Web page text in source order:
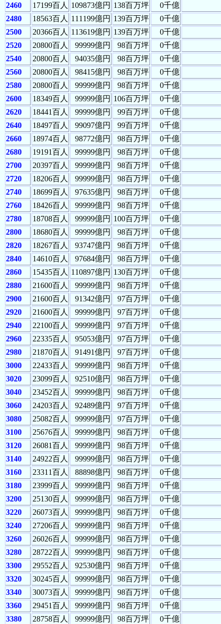
2460 17199百人 109873億円 138百万坪
0千億
2480
18563百人 111199億円 139百万坪
0千億
2500
20366百人 113619億円 139百万坪
0千億
2520
20800百人 99999億円 98百万坪
0千億
2540
20800百人 94035億円 98百万坪
0千億
2560
20800百人 98415億円 98百万坪
0千億
2580
20800百人 99999億円 98百万坪
0千億
2600
18349百人 99999億円 106百万坪
0千億
2620
18441百人 99999億円 99百万坪
0千億
2640
18497百人 99097億円 99百万坪
0千億
2660
18974百人 98772億円 98百万坪
0千億
2680
19191百人 99999億円 98百万坪
0千億
2700
20397百人 99999億円 98百万坪
0千億
2720
18206百人 99999億円 98百万坪
0千億
2740
18699百人 97635億円 98百万坪
0千億
2760
18426百人 99999億円 98百万坪
0千億
2780
18708百人 99999億円 100百万坪
0千億
2800
18680百人 99999億円 98百万坪
0千億
2820
18267百人 93747億円 98百万坪
0千億
2840
14610百人 97684億円 98百万坪
0千億
2860
15435百人 110897億円 130百万坪
0千億
2880
21600百人 99999億円 98百万坪
0千億
2900
21600百人 91342億円 97百万坪
0千億
2920
21600百人 99999億円 97百万坪
0千億
2940
22100百人 99999億円 97百万坪
0千億
2960
22335百人 95053億円 97百万坪
0千億
2980
21870百人 91491億円 97百万坪
0千億
3000
22433百人 99999億円 98百万坪
0千億
3020
23099百人 92510億円 98百万坪
0千億
3040
23452百人 99999億円 98百万坪
0千億
3060
24203百人 92489億円 97百万坪
0千億
3080
25082百人 99999億円 97百万坪
0千億
3100
25676百人 99999億円 98百万坪
0千億
3120
26081百人 99999億円 98百万坪
0千億
3140
24922百人 99999億円 98百万坪
0千億
3160
23311百人 88898億円 98百万坪
0千億
3180
23999百人 99999億円 98百万坪
0千億
3200
25130百人 99999億円 98百万坪
0千億
3220
26073百人 99999億円 98百万坪
0千億
3240
27206百人 99999億円 98百万坪
0千億
3260
26026百人 99999億円 98百万坪
0千億
3280
28722百人 99999億円 98百万坪
0千億
3300
29552百人 92530億円 98百万坪
0千億
3320
30245百人 99999億円 98百万坪
0千億
3340
30073百人 99999億円 98百万坪
0千億
3360
29451百人 99999億円 98百万坪
0千億
3380
28758百人 99999億円 98百万坪
0千億